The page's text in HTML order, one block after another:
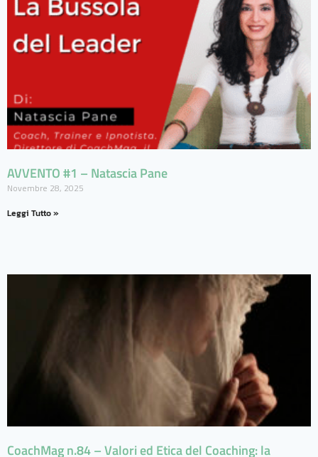
AVVENTO #1 – Natascia Pane
Novembre 28, 2025
Leggi Tutto »
CoachMag n.84 – Valori ed Etica del Coaching: la